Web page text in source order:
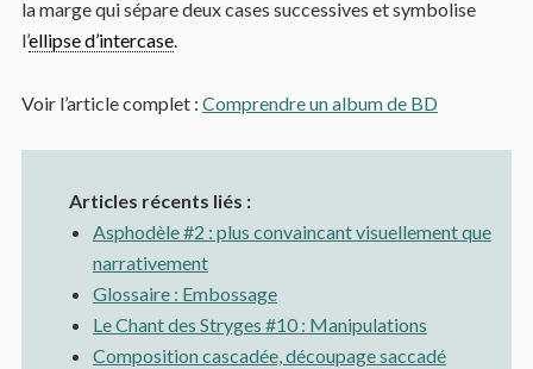
la marge qui sépare deux cases successives et symbolise
l’ellipse d’intercase.
Voir l’article complet : Comprendre un album de BD
Articles récents liés :
Asphodèle #2 : plus convaincant visuellement que
narrativement
Glossaire : Embossage
Le Chant des Stryges #10 : Manipulations
Composition cascadée, découpage saccadé